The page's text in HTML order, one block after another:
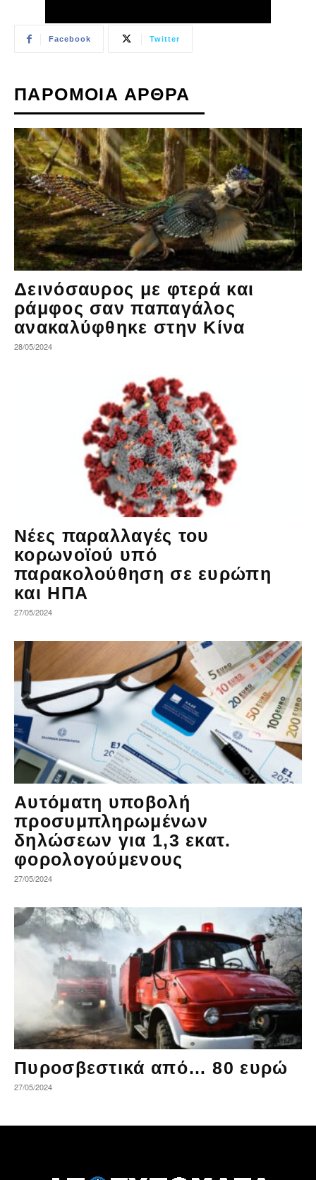
Facebook Twitter
ΠΑΡΟΜΟΙΑ ΑΡΘΡΑ
Δεινόσαυρος με φτερά και
ράμφος σαν παπαγάλος
ανακαλύφθηκε στην Κίνα
28/05/2024
Νέες παραλλαγές του
κορωνοϊού υπό
παρακολούθηση σε ευρώπη
και ΗΠΑ
27/05/2024
Αυτόματη υποβολή
προσυμπληρωμένων
δηλώσεων για 1,3 εκατ.
φορολογούμενους
27/05/2024
Πυροσβεστικά από… 80 ευρώ
27/05/2024